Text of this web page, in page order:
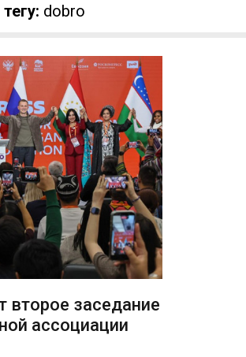
dobro
второе заседание
ассоциации